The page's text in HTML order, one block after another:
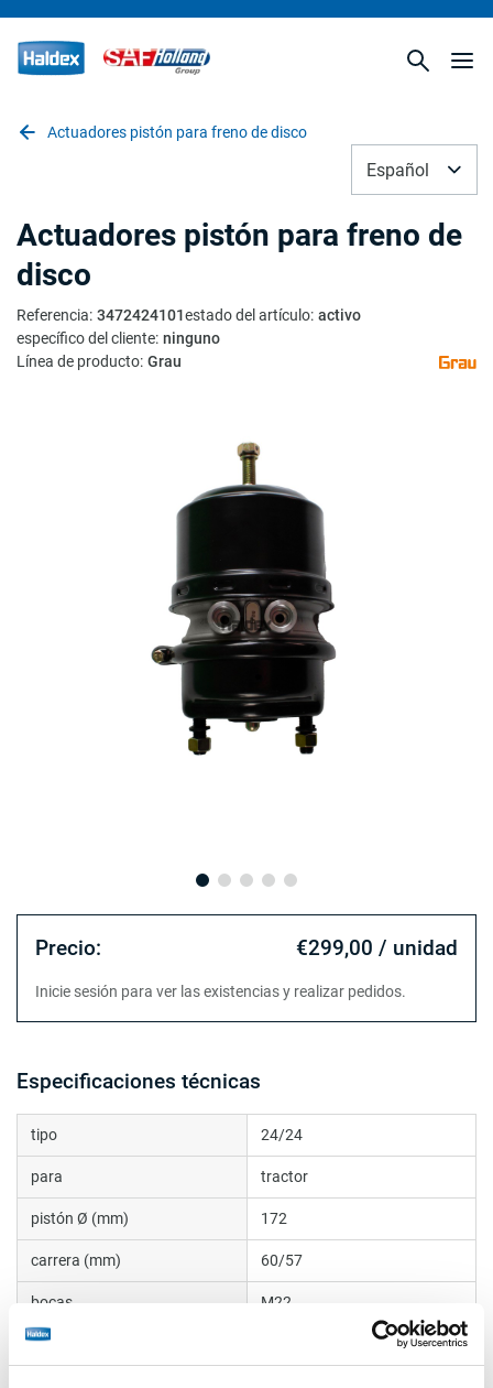
Actuadores pistón para freno de disco
Español
Actuadores pistón para freno de
disco
Referencia: 3472424101estado del artículo: activo
específico del cliente: ninguno
Línea de producto: Grau
Precio: €299,00 / unidad
Inicie sesión para ver las existencias y realizar pedidos.
Especificaciones técnicas
tipo 24/24
para tractor
pistón Ø (mm) 172
carrera (mm) 60/57
bocas M22
Rosca vástago empuje